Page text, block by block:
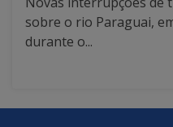
sobre o rio Paraguai,
durante o...